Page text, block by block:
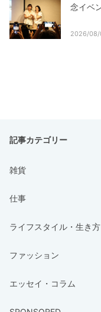
念イベ
2026/08/
記事カテゴリー
雑貨
仕事
ライフスタイル・生き方
ファッション
エッセイ・コラム